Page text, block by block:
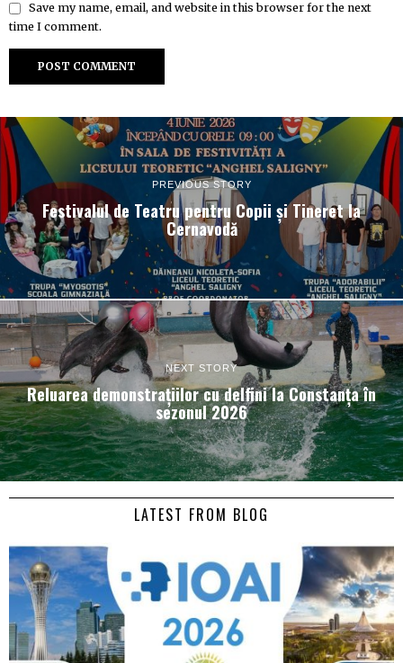
Save my name, email, and website in this browser for the next
time I comment.
PREVIOUS STORY
Festivalul de Teatru pentru Copii și Tineret la
Cernavodă
NEXT STORY
Reluarea demonstrațiilor cu delfini la Constanța în
sezonul 2026
LATEST FROM BLOG